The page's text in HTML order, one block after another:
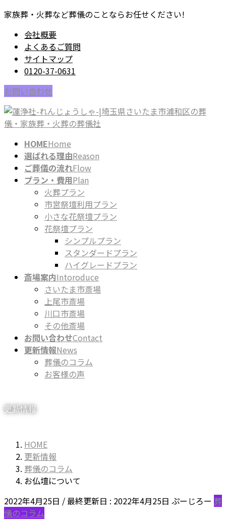
コ
移
動
ナ
ン
に
移
動
家族葬・火葬など葬儀のことならお任せください!
会社概要
よくあるご質問
サイトマップ
0120-37-0631
お問い合わせ
HOMEHome
選ばれる理由Reason
ご葬儀の流れFlow
プラン・費用Plan
火葬プラン
市営祭壇利用プラン
小さな花祭壇プラン
花祭壇プラン
シンプルプラン
スタンダードプラン
ハイグレードプラン
斎場案内Intoroduce
さいたま市斎場
上尾市斎場
川口市斎場
その他斎場
お問い合わせContact
更新情報News
葬儀のコラム
お客様の声
更新情報
HOME
更新情報
葬儀のコラム
お仏壇について
2022年4月25日 / 最終更新日 : 2022年4月25日 ぷーじろー 葬
儀のコラム